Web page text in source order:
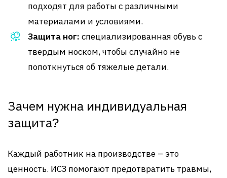
подходят для работы с различными
материалами и условиями.
Защита ног: специализированная обувь с
твердым носком, чтобы случайно не
попоткнуться об тяжелые детали.
Зачем нужна индивидуальная
защита?
Каждый работник на производстве – это
ценность. ИСЗ помогают предотвратить травмы,